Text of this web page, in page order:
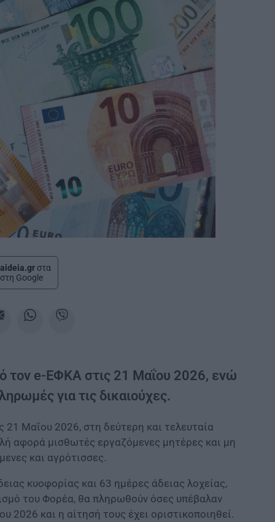
στα
Google
τον e-ΕΦΚΑ στις 21 Μαΐου 2026, ενώ
για τις δικαιούχες.
Μαΐου 2026, στη δεύτερη και τελευταία
αφορά μισθωτές εργαζόμενες μητέρες και μη
και αγρότισσες.
κυοφορίας και 63 ημέρες άδειας λοχείας,
του Φορέα, θα πληρωθούν όσες υπέβαλαν
και η αίτησή τους έχει οριστικοποιηθεί.